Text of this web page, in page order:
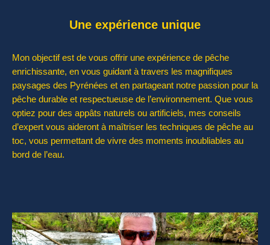
Une expérience unique
Mon objectif est de vous offrir une expérience de pêche
enrichissante, en vous guidant à travers les magnifiques
paysages des Pyrénées et en partageant notre passion pour la
pêche durable et respectueuse de l’environnement. Que vous
optiez pour des appâts naturels ou artificiels, mes conseils
d’expert vous aideront à maîtriser les techniques de pêche au
toc, vous permettant de vivre des moments inoubliables au
bord de l’eau.